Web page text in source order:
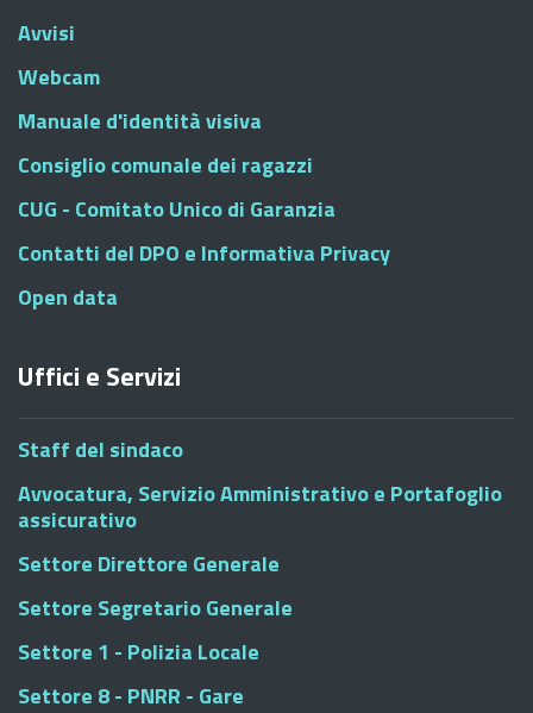
Avvisi
Webcam
Manuale d'identità visiva
Consiglio comunale dei ragazzi
CUG - Comitato Unico di Garanzia
Contatti del DPO e Informativa Privacy
Open data
Uffici e Servizi
Staff del sindaco
Avvocatura, Servizio Amministrativo e Portafoglio
assicurativo
Settore Direttore Generale
Settore Segretario Generale
Settore 1 - Polizia Locale
Settore 8 - PNRR - Gare